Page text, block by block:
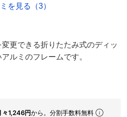
を見る（3）
更できる折りたたみ式のディッ
ルミのフレームです。
々1,246円から。分割手数料無料